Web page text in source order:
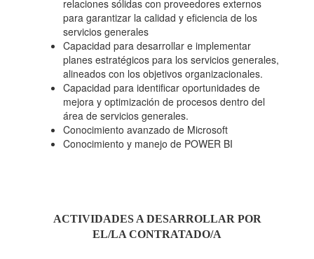
relaciones sólidas con proveedores externos
para garantizar la calidad y eficiencia de los
servicios generales
Capacidad para desarrollar e implementar
planes estratégicos para los servicios generales,
alineados con los objetivos organizacionales.
Capacidad para identificar oportunidades de
mejora y optimización de procesos dentro del
área de servicios generales.
Conocimiento avanzado de Microsoft
Conocimiento y manejo de POWER BI
ACTIVIDADES A DESARROLLAR POR
EL/LA CONTRATADO/A